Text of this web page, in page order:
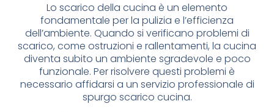
Lo scarico della cucina è un elemento
fondamentale per la pulizia e l’efficienza
dell’ambiente. Quando si verificano problemi di
scarico, come ostruzioni e rallentamenti, la cucina
diventa subito un ambiente sgradevole e poco
funzionale. Per risolvere questi problemi è
necessario affidarsi a un servizio professionale di
spurgo scarico cucina.